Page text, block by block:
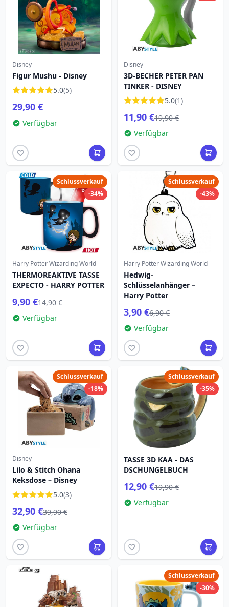
Disney
Figur Mushu - Disney
5.0(5)
29,90 €
Verfügbar
Disney
3D-BECHER PETER PAN
TINKER - DISNEY
5.0(1)
11,90 €19,90 €
Verfügbar
Schlussverkauf
-34%
Harry Potter Wizarding World
THERMOREAKTIVE TASSE
EXPECTO - HARRY POTTER
9,90 €14,90 €
Verfügbar
Schlussverkauf
-43%
Harry Potter Wizarding World
Hedwig-
Schlüsselanhänger –
Harry Potter
3,90 €6,90 €
Verfügbar
Schlussverkauf
-18%
Disney
Lilo & Stitch Ohana
Keksdose – Disney
5.0(3)
32,90 €39,90 €
Verfügbar
Schlussverkauf
-35%
TASSE 3D KAA - DAS
DSCHUNGELBUCH
12,90 €19,90 €
Verfügbar
Schlussverkauf
-30%